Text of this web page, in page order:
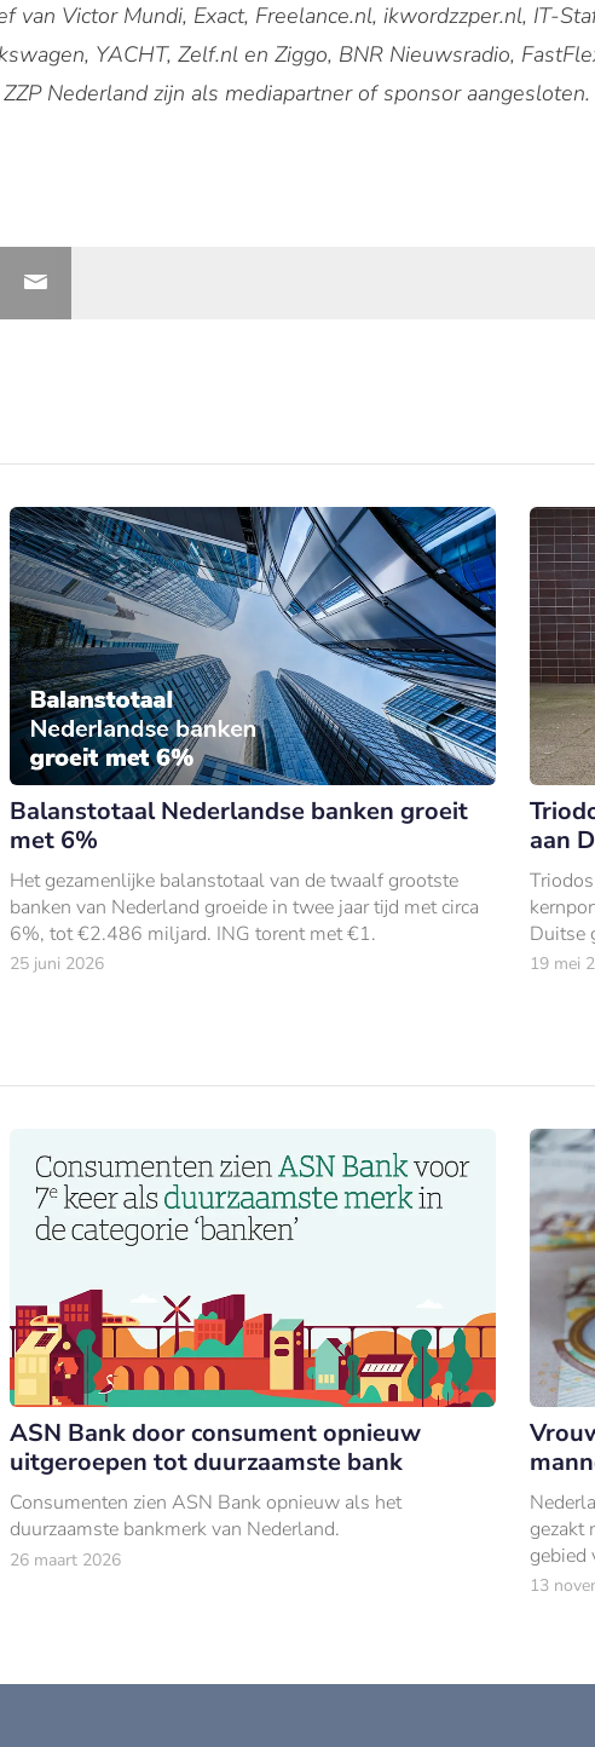
van Victor Mundi, Exact, Freelance.nl, ikwordzzper.nl, IT-
YACHT, Zelf.nl en Ziggo, BNR Nieuwsradio,
Nederland zijn als mediapartner of sponsor aangesloten.
Balanstotaal Nederlandse banken groeit
met 6%
Het gezamenlijke balanstotaal van de twaalf grootste
banken van Nederland groeide in twee jaar tijd met circa
6%, tot €2.486 miljard. ING torent met €1.
25 juni 2026
aan
Duitse
19 mei
ASN Bank door consument opnieuw
uitgeroepen tot duurzaamste bank
Consumenten zien ASN Bank opnieuw als het
duurzaamste bankmerk van Nederland.
26 maart 2026
gezakt
gebied
13